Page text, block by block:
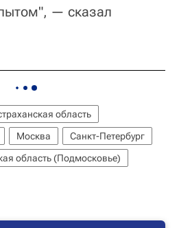
— сказал
область
Москва
Санкт-Петербург
область (Подмосковье)